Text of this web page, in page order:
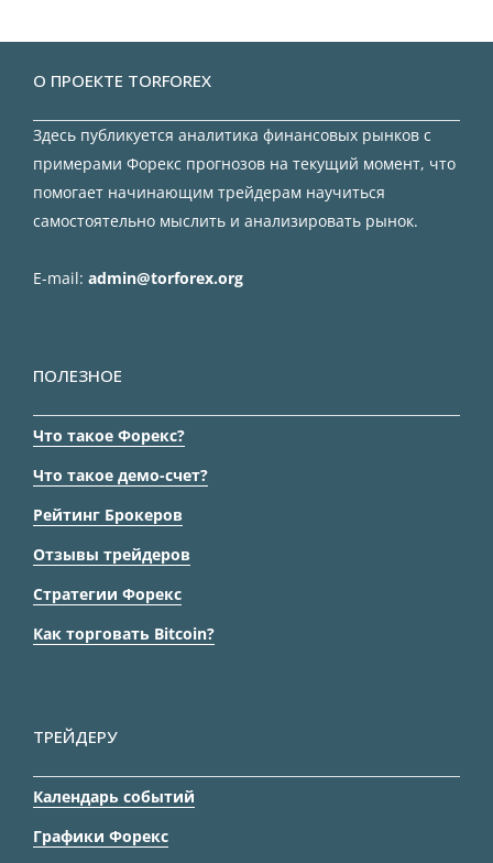
О ПРОЕКТЕ TORFOREX
Здесь публикуется аналитика финансовых рынков с
примерами Форекс прогнозов на текущий момент, что
помогает начинающим трейдерам научиться
самостоятельно мыслить и анализировать рынок.
E-mail: admin@torforex.org
ПОЛЕЗНОЕ
Что такое Форекс?
Что такое демо-счет?
Рейтинг Брокеров
Отзывы трейдеров
Стратегии Форекс
Как торговать Bitcoin?
ТРЕЙДЕРУ
Календарь событий
Графики Форекс